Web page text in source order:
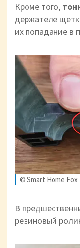
Кроме того,
держателе
их попадание в
© Smart Home Fox
В
резиновый